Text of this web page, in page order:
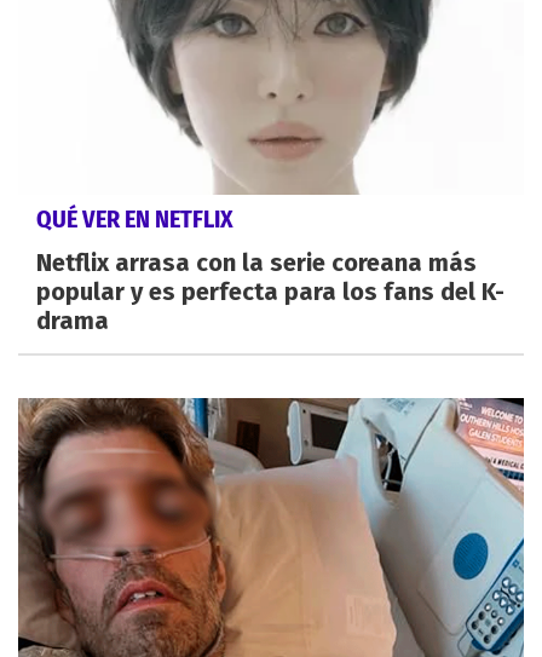
QUÉ VER EN NETFLIX
Netflix arrasa con la serie coreana más
popular y es perfecta para los fans del K-
drama